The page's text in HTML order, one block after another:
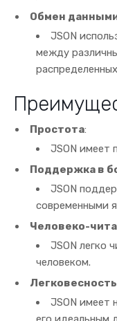
Обмен
JSON
между
Простота:
JSON имеет
Поддержка в
JSON
современными
Человеко-
JSON легко
человеком.
Легковесность
JSON имеет